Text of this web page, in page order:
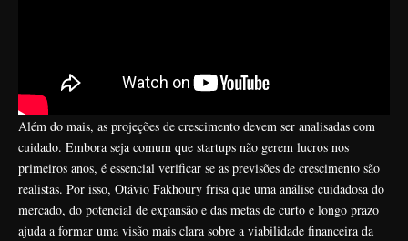
Além do mais, as projeções de crescimento devem ser analisadas com
cuidado. Embora seja comum que startups não gerem lucros nos
primeiros anos, é essencial verificar se as previsões de crescimento são
realistas. Por isso, Otávio Fakhoury frisa que uma análise cuidadosa do
mercado, do potencial de expansão e das metas de curto e longo prazo
ajuda a formar uma visão mais clara sobre a viabilidade financeira da